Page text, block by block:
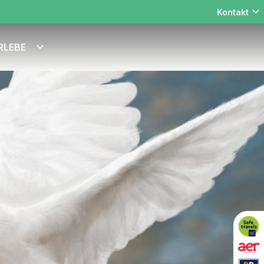
Kontakt